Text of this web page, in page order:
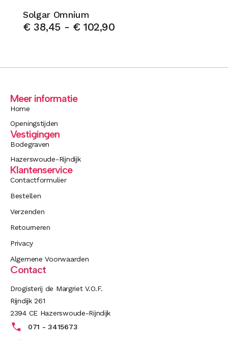
Solgar Omnium
€38,45 - €102,90
Meer informatie
Home
Openingstijden
Vestigingen
Bodegraven
Hazerswoude-Rijndijk
Klantenservice
Contactformulier
Bestellen
Verzenden
Retourneren
Privacy
Algemene Voorwaarden
Contact
Drogisterij de Margriet V.O.F.
Rijndijk 261
2394 CE Hazerswoude-Rijndijk
071 - 3415673